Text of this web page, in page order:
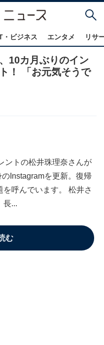
・ビジネス エンタメ リサ
10カ月ぶりのイン
！ 「お元気そうで
ントの松井珠理奈さんが
Instagramを更新。復帰
呼んでいます。 松井さ
長...
む